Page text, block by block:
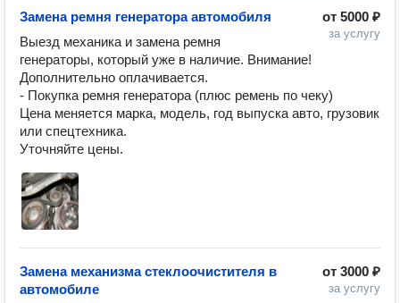
от 5000 ₽
за услугу
Замена ремня генератора автомобиля
Выезд механика и замена ремня
генераторы, который уже в наличие. Внимание!
Дополнительно оплачивается.
- Покупка ремня генератора (плюс ремень по чеку)
Цена меняется марка, модель, год выпуска авто, грузовик
или спецтехника.
Уточняйте цены.
от 3000 ₽
за услугу
Замена механизма стеклоочистителя в
автомобиле